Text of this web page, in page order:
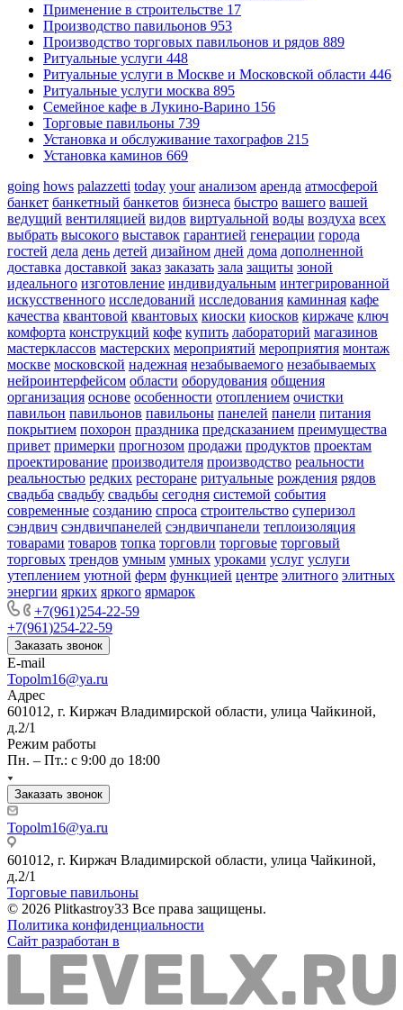
Применение в строительстве 17
Производство павильонов 953
Производство торговых павильонов и рядов 889
Ритуальные услуги 448
Ритуальные услуги в Москве и Московской области 446
Ритуальные услуги москва 895
Семейное кафе в Лукино-Варино 156
Торговые павильоны 739
Установка и обслуживание тахографов 215
Установка каминов 669
going hows palazzetti today your анализом аренда атмосферой
банкет банкетный банкетов бизнеса быстро вашего вашей
ведущий вентиляцией видов виртуальной воды воздуха всех
выбрать высокого выставок гарантией генерации города
гостей дела день детей дизайном дней дома дополненной
доставка доставкой заказ заказать зала защиты зоной
идеального изготовление индивидуальным интегрированной
искусственного исследований исследования каминная кафе
качества квантовой квантовых киоски киосков киржаче ключ
комфорта конструкций кофе купить лабораторий магазинов
мастерклассов мастерских мероприятий мероприятия монтаж
москве московской надежная незабываемого незабываемых
нейроинтерфейсом области оборудования общения
организация основе особенности отоплением очистки
павильон павильонов павильоны панелей панели питания
покрытием похорон праздника предсказанием преимущества
привет примерки прогнозом продажи продуктов проектам
проектирование производителя производство реальности
реальностью редких ресторане ритуальные рождения рядов
свадьба свадьбу свадьбы сегодня системой события
современные созданию спроса строительство суперизол
сэндвич сэндвичпанелей сэндвичпанели теплоизоляция
товарами товаров топка торговли торговые торговый
торговых трендов умным умных уроками услуг услуги
утеплением уютной ферм функцией центре элитного элитных
энергии ярких яркого ярмарок
+7(961)254-22-59
+7(961)254-22-59
Заказать звонок
E-mail
Topolm16@ya.ru
Адрес
601012, г. Киржач Владимирской области, улица Чайкиной,
д.2/1
Режим работы
Пн. – Пт.: с 9:00 до 18:00
Заказать звонок
Topolm16@ya.ru
601012, г. Киржач Владимирской области, улица Чайкиной,
д.2/1
Торговые павильоны
© 2026 Plitkastroy33 Все права защищены.
Политика конфиденциальности
Сайт разработан в